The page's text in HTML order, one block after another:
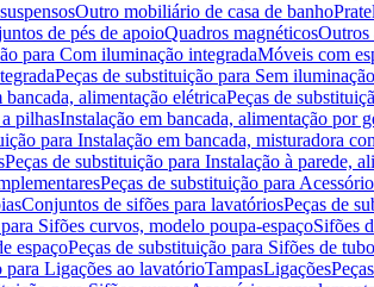
Outro mobiliário de casa de banho
de pés de apoioQuadros magnéticosOutros
para Com iluminação integradaMóveis com
Peças de substituição para Sem
bancada, alimentação elétricaPeças de
pilhasInstalação em bancada, alimentação por
para Instalação em bancada, misturadora
Peças de substituição para Instalação à parede,
Peças de substituição para
Conjuntos de sifões para lavatóriosPeças de
Sifões curvos, modelo poupa-espaçoSifões
espaçoPeças de substituição para Sifões de
para Ligações ao lavatórioTampasLigações